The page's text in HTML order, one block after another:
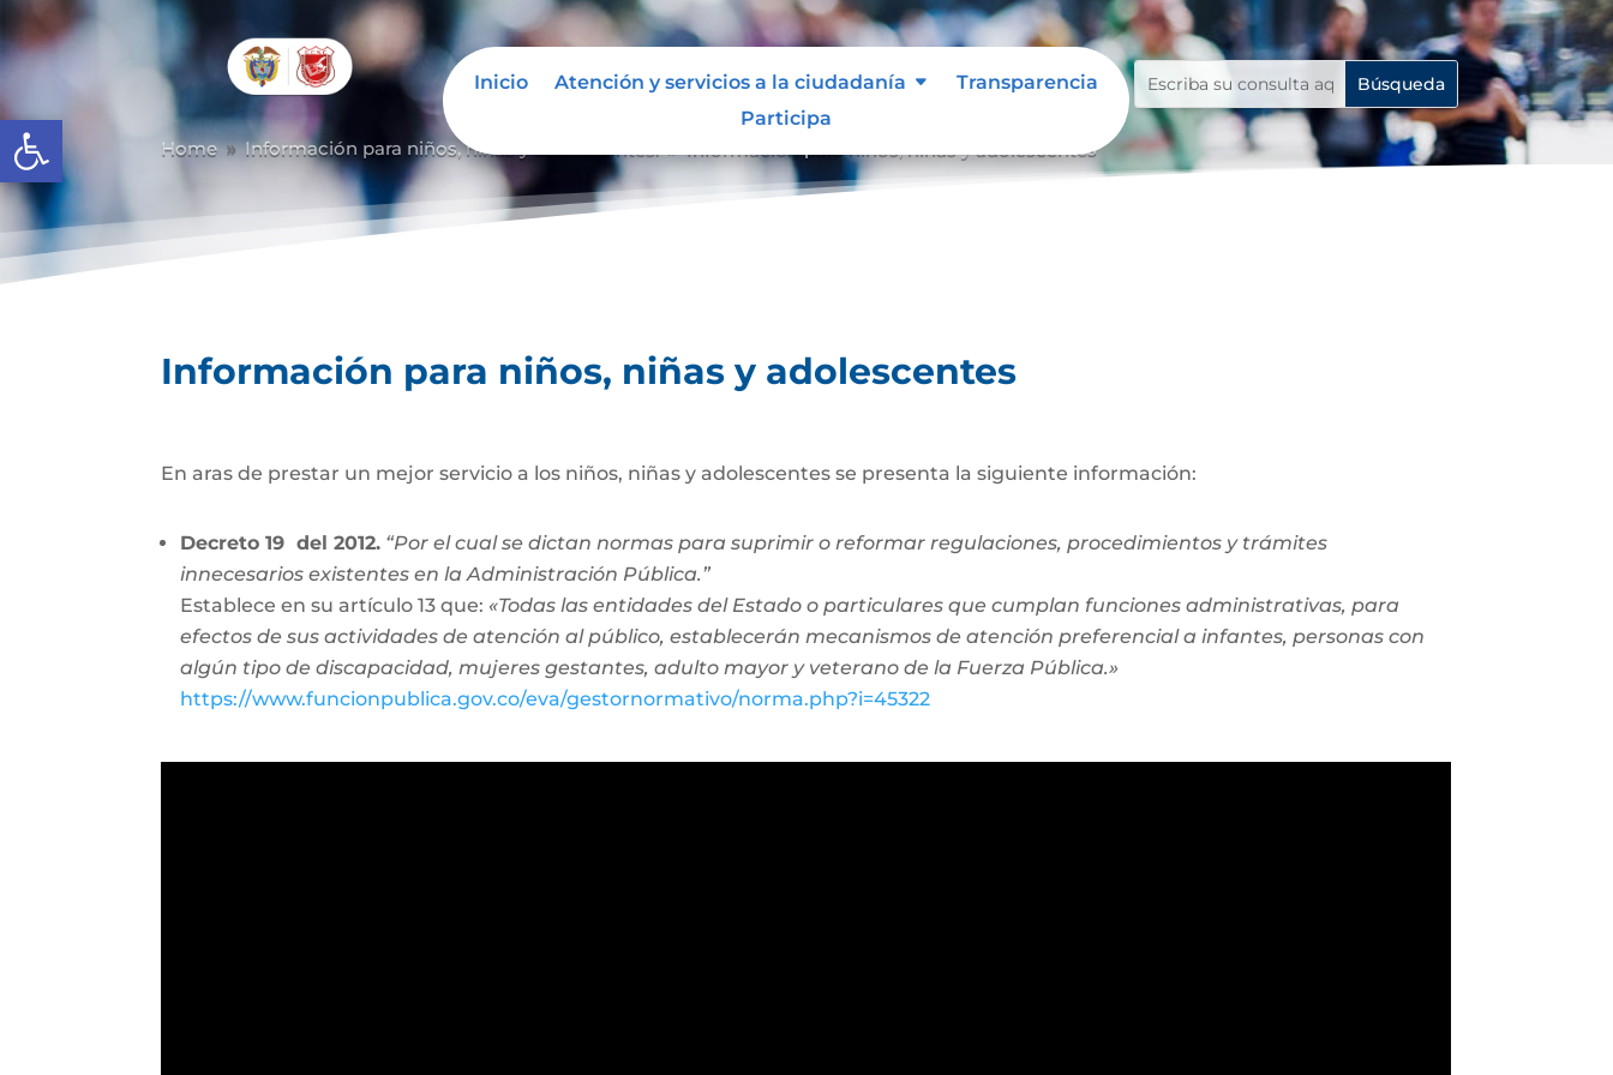
Abrir barra de herramientas
Inicio Atención y servicios a la ciudadanía
Transparencia
Participa
Home 9 Información para niños, niñas y adolescentes. Información para niños, niñas y adolescentes
Información para niños, niñas y adolescentes
En aras de prestar un mejor servicio a los niños, niñas y adolescentes se presenta la siguiente información:
Decreto 19 del 2012. “Por el cual se dictan normas para suprimir o reformar regulaciones, procedimientos y trámites
innecesarios existentes en la Administración Pública.”
Establece en su artículo 13 que: «Todas las entidades del Estado o particulares que cumplan funciones administrativas, para
efectos de sus actividades de atención al público, establecerán mecanismos de atención preferencial a infantes, personas con
algún tipo de discapacidad, mujeres gestantes, adulto mayor y veterano de la Fuerza Pública.»
https://www.funcionpublica.gov.co/eva/gestornormativo/norma.php?i=45322